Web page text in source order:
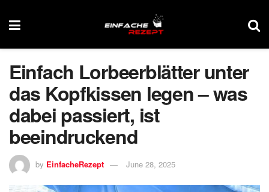
Einfach Lorbeerblätter unter
das Kopfkissen legen – was
dabei passiert, ist
beeindruckend
by EinfacheRezept June 28, 2025